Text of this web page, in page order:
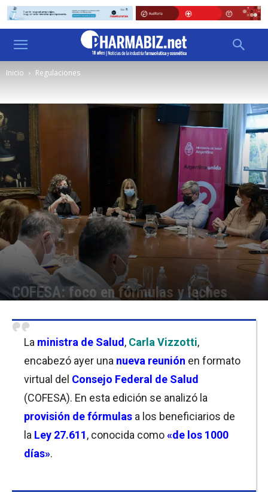
Inicio Regulaciones
COFESA: foco en fórmulas y leches
La ministra de Salud , Carla Vizzotti,
encabezó ayer una nueva reunión en formato
virtual del Consejo Federal de Salud
(COFESA). En esta edición se analizó la
provisión de fórmulas a los beneficiarios de
la Ley 27.611, conocida como«de los 1000
días».